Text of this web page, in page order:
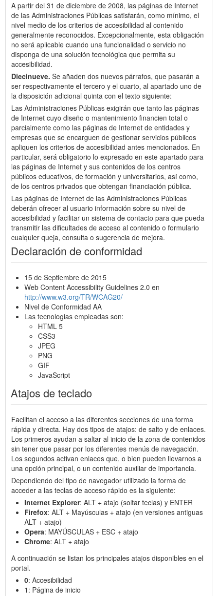
A partir del 31 de diciembre de 2008, las páginas de Internet
de las Administraciones Públicas satisfarán, como mínimo, el
nivel medio de los criterios de accesibilidad al contenido
generalmente reconocidos. Excepcionalmente, esta obligación
no será aplicable cuando una funcionalidad o servicio no
disponga de una solución tecnológica que permita su
accesibilidad.
Diecinueve. Se añaden dos nuevos párrafos, que pasarán a
ser respectivamente el tercero y el cuarto, al apartado uno de
la disposición adicional quinta con el texto siguiente:
Las Administraciones Públicas exigirán que tanto las páginas
de Internet cuyo diseño o mantenimiento financien total o
parcialmente como las páginas de Internet de entidades y
empresas que se encarguen de gestionar servicios públicos
apliquen los criterios de accesibilidad antes mencionados. En
particular, será obligatorio lo expresado en este apartado para
las páginas de Internet y sus contenidos de los centros
públicos educativos, de formación y universitarios, así como,
de los centros privados que obtengan financiación pública.
Las páginas de Internet de las Administraciones Públicas
deberán ofrecer al usuario información sobre su nivel de
accesibilidad y facilitar un sistema de contacto para que pueda
transmitir las dificultades de acceso al contenido o formulario
cualquier queja, consulta o sugerencia de mejora.
Declaración de conformidad
15 de Septiembre de 2015
Web Content Accessibility Guidelines 2.0 en
http://www.w3.org/TR/WCAG20/
Nivel de Conformidad AA
Las tecnologias empleadas son:
HTML 5
CSS3
JPEG
PNG
GIF
JavaScript
Atajos de teclado
Facilitan el acceso a las diferentes secciones de una forma
rápida y directa. Hay dos tipos de atajos: de salto y de enlaces.
Los primeros ayudan a saltar al inicio de la zona de contenidos
sin tener que pasar por los diferentes menús de navegación.
Los segundos activan enlaces que, o bien pueden llevarnos a
una opción principal, o un contenido auxiliar de importancia.
Dependiendo del tipo de navegador utilizado la forma de
acceder a las teclas de acceso rápido es la siguiente:
Internet Explorer: ALT + atajo (soltar teclas) y ENTER
Firefox: ALT + Mayúsculas + atajo (en versiones antiguas
ALT + atajo)
Opera: MAYÚSCULAS + ESC + atajo
Chrome: ALT + atajo
A continuación se listan los principales atajos disponibles en el
portal.
0: Accesibilidad
1: Página de inicio